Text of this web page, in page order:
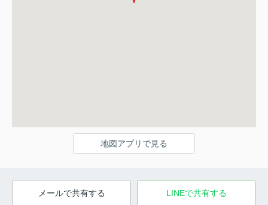
地図アプリで見る
メールで共有する LINEで共有する